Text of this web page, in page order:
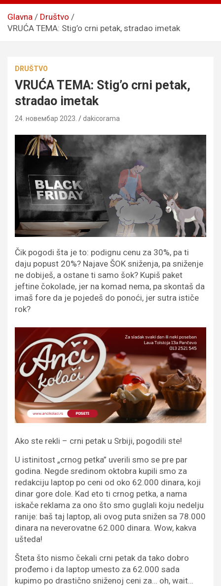
Glavna
Društvo
VRUĆA TEMA: Stig’o crni petak, stradao imetak
DRUŠTVO
VRUĆA TEMA: Stig’o crni petak,
stradao imetak
24. новембар 2023. dakicorama
Čik pogodi šta je to: podignu cenu za 30%, pa ti
daju popust 20%? Najave ŠOK sniženja, pa sniženje
ne dobiješ, a ostane ti samo šok? Kupiš paket
jeftine čokolade, jer na komad nema, pa skontaš da
imaš fore da je pojedeš do ponoći, jer sutra ističe
rok?
Ako ste rekli – crni petak u Srbiji, pogodili ste!
U istinitost „crnog petka” uverili smo se pre par
godina. Negde sredinom oktobra kupili smo za
redakciju laptop po ceni od oko 62.000 dinara, koji
dinar gore dole. Kad eto ti crnog petka, a nama
iskače reklama za ono što smo guglali koju nedelju
ranije: baš taj laptop, ali ovog puta snižen sa 78.000
dinara na neverovatne 62.000 dinara. Wow, kakva
ušteda!
Šteta što nismo čekali crni petak da tako dobro
prođemo i da laptop umesto za 62.000 sada
kupimo po drastično sniženoj ceni za… oh, wait…